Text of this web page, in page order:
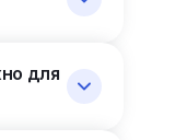
для